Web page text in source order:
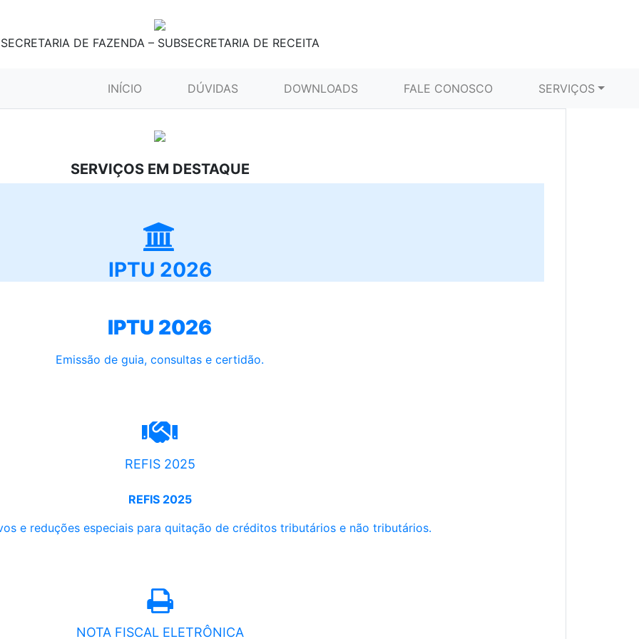
SECRETARIA DE FAZENDA – SUBSECRETARIA DE RECEITA
INÍCIO (CURRENT)DÚVIDAS DOWNLOADS FALE CONOSCO SERVIÇOS
SERVIÇOS EM DESTAQUE
IPTU 2026
IPTU 2026
Emissão de guia, consultas e certidão.
REFIS 2025
REFIS 2025
e reduções especiais para quitação de créditos tributários e não tributários.
NOTA FISCAL ELETRÔNICA